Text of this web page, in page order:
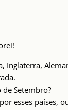
Inglaterra,
Setembro?
esses países,